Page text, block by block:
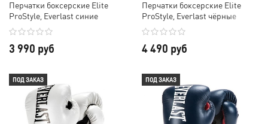
Перчатки боксерские Elite
ProStyle, Everlast синие
3 990 руб
Перчатки боксерские Elite
ProStyle, Everlast чёрные
4 490 руб
ПОД ЗАКАЗ ПОД ЗАКАЗ